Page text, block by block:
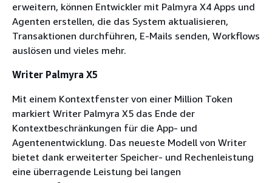
erweitern, können Entwickler mit Palmyra X4 Apps und
Agenten erstellen, die das System aktualisieren,
Transaktionen durchführen, E-Mails senden, Workflows
auslösen und vieles mehr.
Writer Palmyra X5
Mit einem Kontextfenster von einer Million Token
markiert Writer Palmyra X5 das Ende der
Kontextbeschränkungen für die App- und
Agentenentwicklung. Das neueste Modell von Writer
bietet dank erweiterter Speicher- und Rechenleistung
eine überragende Leistung bei langen